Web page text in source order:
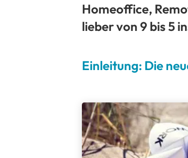
Homeoffice,
lieber von 9 bis 5
Einleitung: Die